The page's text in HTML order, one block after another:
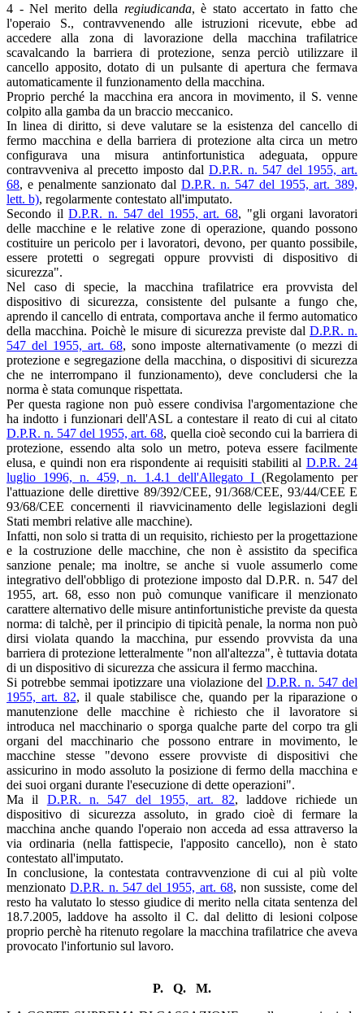
4 - Nel merito della regiudicanda, è stato accertato in fatto che
l'operaio S., contravvenendo alle istruzioni ricevute, ebbe ad
accedere alla zona di lavorazione della macchina trafilatrice
scavalcando la barriera di protezione, senza perciò utilizzare il
cancello apposito, dotato di un pulsante di apertura che fermava
automaticamente il funzionamento della macchina.
Proprio perché la macchina era ancora in movimento, il S. venne
colpito alla gamba da un braccio meccanico.
In linea di diritto, si deve valutare se la esistenza del cancello di
fermo macchina e della barriera di protezione alta circa un metro
configurava una misura antinfortunistica adeguata, oppure
contravveniva al precetto imposto dal D.P.R. n. 547 del 1955, art.
68, e penalmente sanzionato dal D.P.R. n. 547 del 1955, art. 389,
lett. b), regolarmente contestato all'imputato.
Secondo ilD.P.R. n. 547 del 1955, art. 68, "gli organi lavoratori
delle macchine e le relative zone di operazione, quando possono
costituire un pericolo per i lavoratori, devono, per quanto possibile,
essere protetti o segregati oppure provvisti di dispositivo di
sicurezza".
Nel caso di specie, la macchina trafilatrice era provvista del
dispositivo di sicurezza, consistente del pulsante a fungo che,
aprendo il cancello di entrata, comportava anche il fermo automatico
della macchina. Poichè le misure di sicurezza previste dal D.P.R. n.
547 del 1955, art. 68, sono imposte alternativamente (o mezzi di
protezione e segregazione della macchina, o dispositivi di sicurezza
che ne interrompano il funzionamento), deve concludersi che la
norma è stata comunque rispettata.
Per questa ragione non può essere condivisa l'argomentazione che
ha indotto i funzionari dell'ASL a contestare il reato di cui al citato
D.P.R. n. 547 del 1955, art. 68, quella cioè secondo cui la barriera di
protezione, essendo alta solo un metro, poteva essere facilmente
elusa, e quindi non era rispondente ai requisiti stabiliti al D.P.R. 24
luglio 1996, n. 459, n. 1.4.1 dell'Allegato I (Regolamento per
l'attuazione delle direttive 89/392/CEE, 91/368/CEE, 93/44/CEE E
93/68/CEE concernenti il riavvicinamento delle legislazioni degli
Stati membri relative alle macchine).
Infatti, non solo si tratta di un requisito, richiesto per la progettazione
e la costruzione delle macchine, che non è assistito da specifica
sanzione penale; ma inoltre, se anche si vuole assumerlo come
integrativo dell'obbligo di protezione imposto dal D.P.R. n. 547 del
1955, art. 68, esso non può comunque vanificare il menzionato
carattere alternativo delle misure antinfortunistiche previste da questa
norma: di talchè, per il principio di tipicità penale, la norma non può
dirsi violata quando la macchina, pur essendo provvista da una
barriera di protezione letteralmente "non all'altezza", è tuttavia dotata
di un dispositivo di sicurezza che assicura il fermo macchina.
Si potrebbe semmai ipotizzare una violazione del D.P.R. n. 547 del
1955, art. 82, il quale stabilisce che, quando per la riparazione o
manutenzione delle macchine è richiesto che il lavoratore si
introduca nel macchinario o sporga qualche parte del corpo tra gli
organi del macchinario che possono entrare in movimento, le
macchine stesse "devono essere provviste di dispositivi che
assicurino in modo assoluto la posizione di fermo della macchina e
dei suoi organi durante l'esecuzione di dette operazioni".
Ma il D.P.R. n. 547 del 1955, art. 82, laddove richiede un
dispositivo di sicurezza assoluto, in grado cioè di fermare la
macchina anche quando l'operaio non acceda ad essa attraverso la
via ordinaria (nella fattispecie, l'apposito cancello), non è stato
contestato all'imputato.
In conclusione, la contestata contravvenzione di cui al più volte
menzionatoD.P.R. n. 547 del 1955, art. 68, non sussiste, come del
resto ha valutato lo stesso giudice di merito nella citata sentenza del
18.7.2005, laddove ha assolto il C. dal delitto di lesioni colpose
proprio perchè ha ritenuto regolare la macchina trafilatrice che aveva
provocato l'infortunio sul lavoro.
P. Q. M.